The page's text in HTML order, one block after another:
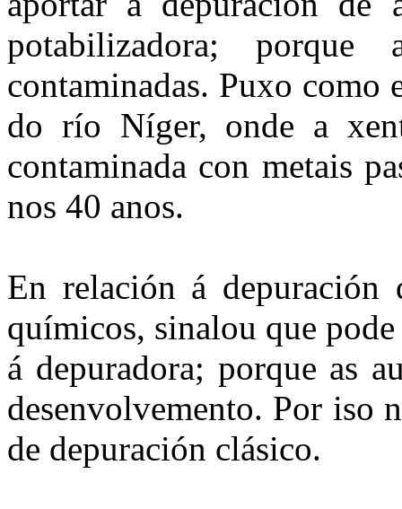
potabilizadora;
contaminadas. Puxo como
do río Níger, onde a
contaminada con metais
nos 40 anos.
En relación á depuración
químicos, sinalou que
á depuradora; porque as
desenvolvemento. Por iso
de depuración clásico.